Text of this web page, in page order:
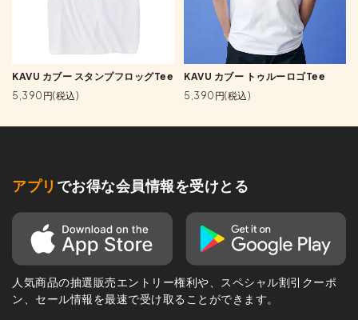
KAVU カブー スタンプフロッグTee
5,390円(税込)
KAVU カブー トゥルーロゴTee
5,390円(税込)
アプリ でお得な会員情報を受けとる
人気商品の抽選販売エントリー権利や、スペシャル割引クーポ
ン、セール情報を最速で受け取ることができます。